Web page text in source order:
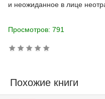
и неожиданное в лице
Просмотров: 791
Похожие книги